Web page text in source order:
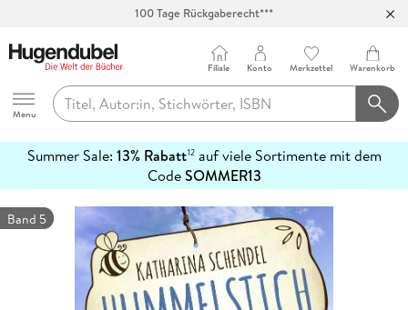
100 Tage Rückgaberecht***
Hugendubel
Menu
Filiale Konto Merkzettel Warenkorb
Summer Sale: 13% Rabatt12auf viele Sortimente mit dem
CodeSOMMER13
erfahren
Band 5